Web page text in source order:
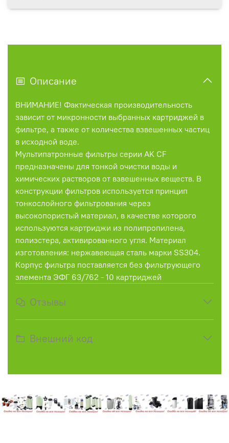
Описание
ВНИМАНИЕ! Фактическая производительность
зависит от микронности выбранных картриджей в
фильтре, а также от количества взвешенных частиц
в исходной воде.
Мультипатронные фильтры серии AK CF
предназначены для тонкой очистки воды и
химических растворов от взвешенных веществ. В
конструкции фильтров используется принцип
тонкослойного фильтрования через
высокопористый материал, в качестве которого
используются картриджи из полипропилена,
полиэстера, активированного угля. Материал
изготовления: нержавеющая сталь марки SS304.
Корпус фильтра поставляется без фильтрующего
элемента ЭФГ 63/762 - 10 картриджей
Отзывы
Внешний код